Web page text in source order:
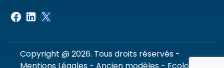
Facebook
LinkedIn
X
Copyright @ 2026. Tous droits réservés -